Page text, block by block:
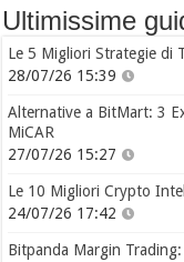
Ultimissime
Le 5 Migliori Strategie di
28/07/26 15:39
Alternative a BitMart: 3
MiCAR
27/07/26 15:27
Le 10 Migliori Crypto
24/07/26 17:42
Bitpanda Margin Trading: